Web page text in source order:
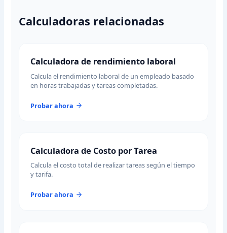
Calculadoras relacionadas
Calculadora de rendimiento laboral
Calcula el rendimiento laboral de un empleado basado
en horas trabajadas y tareas completadas.
Probar ahora
Calculadora de Costo por Tarea
Calcula el costo total de realizar tareas según el tiempo
y tarifa.
Probar ahora